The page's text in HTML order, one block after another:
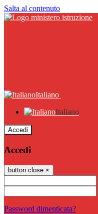
Salta al contenuto
Italiano
Italiano
Accedi
Accedi
button close ×
Password dimenticata?